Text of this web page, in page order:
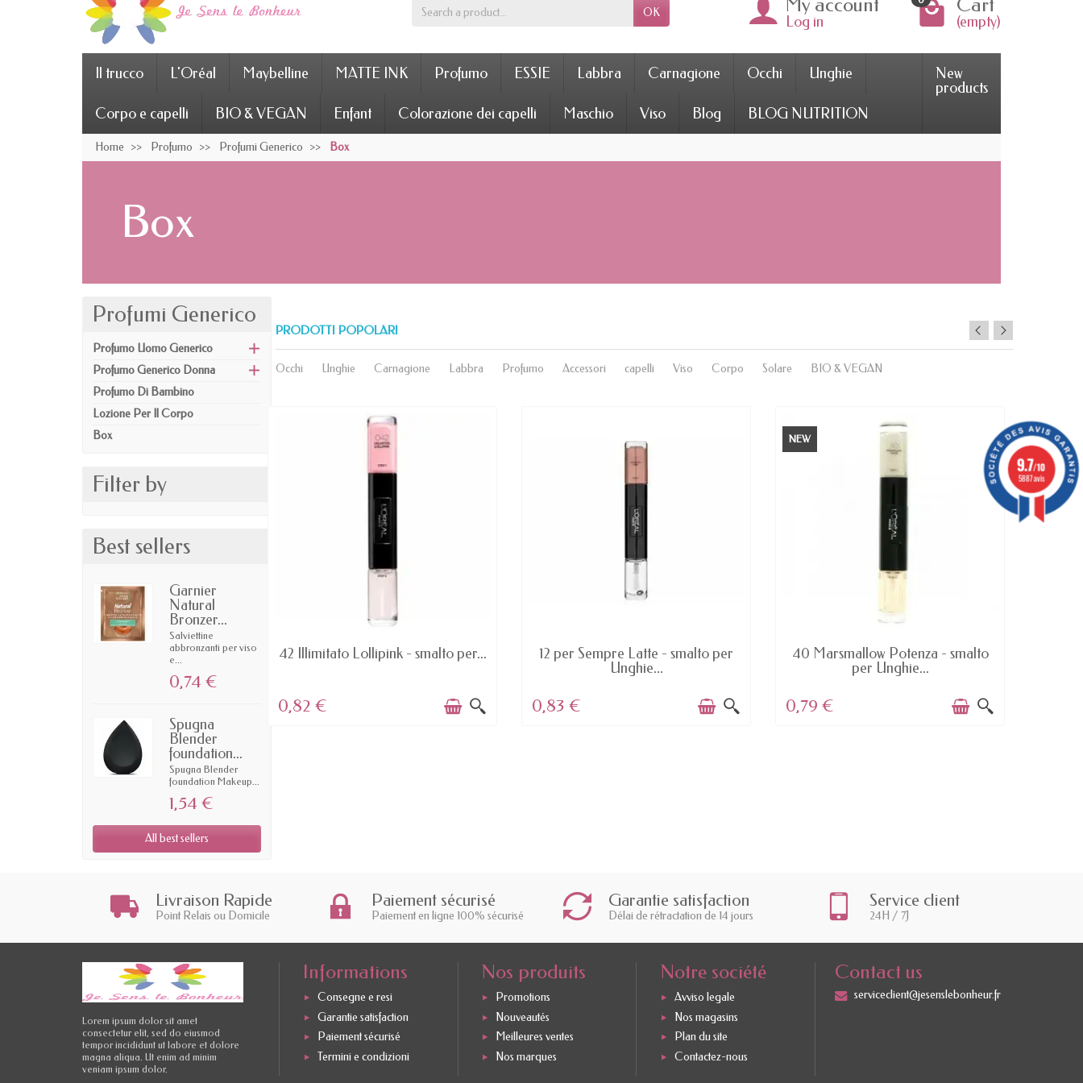
OK
Log in (empty)
Il trucco L'Oréal Maybelline MATTE INK Profumo ESSIE Labbra Carnagione Occhi Unghie
Corpo e capelli BIO & VEGAN Enfant Colorazione dei capelli Maschio Viso Blog BLOG NUTRITION
New
products
Home Profumo Profumi Generico Box
Box
Profumi Generico
Profumo Uomo Generico
Profumo Generico Donna
Profumo Di Bambino
Lozione Per Il Corpo
Box
Filter by
Best sellers
Garnier
Natural
Bronzer...
Salviettine
abbronzanti per viso
e...
0,74 €
Spugna
Blender
foundation...
Spugna Blender
foundation Makeup...
1,54 €
All best sellers
PRODOTTI POPOLARI
Occhi Unghie Carnagione Labbra Profumo Accessori capelli Viso Corpo Solare BIO & VEGAN
AVAILABLE
Dominazione - Rosso MATTE lip
42 Illimitato Lollipink - smalto per...
0,82 €
12 per Sempre Latte - smalto per
Unghie...
0,83 €
NEW
40 Marsmallow Potenza - smalto
per Unghie...
0,79 €
NEW
Livraison Rapide
Point Relais ou Domicile
Paiement sécurisé
Paiement en ligne 100% sécurisé
Garantie satisfaction
Délai de rétractation de 14 jours
Service client
24H / 7J
Lorem ipsum dolor sit amet
consectetur elit, sed do eiusmod
tempor incididunt ut labore et dolore
magna aliqua. Ut enim ad minim
veniam ipsum dolor.
Informations
Consegne e resi
Garantie satisfaction
Paiement sécurisé
Termini e condizioni
Nos produits
Promotions
Nouveautés
Meilleures ventes
Nos marques
Notre société
Avviso legale
Nos magasins
Plan du site
Contactez-nous
Contact us
serviceclient@jesenslebonheur.fr
9.7/10
5887 avis